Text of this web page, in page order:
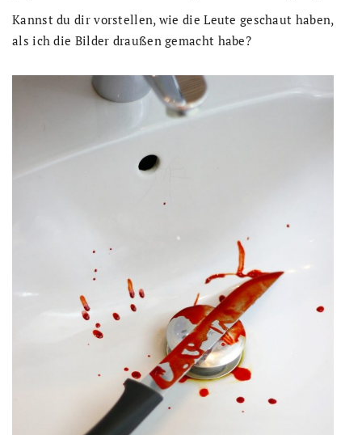
Kannst du dir vorstellen, wie die Leute geschaut haben,
als ich die Bilder draußen gemacht habe?